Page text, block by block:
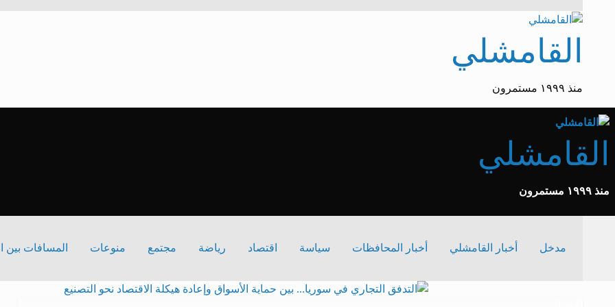
القامشلي
منذ ١٩٩٩ مستمرون
القامشلي
منذ ١٩٩٩ مستمرون
مدخل أخبار القامشلي أخبار المحافظات سياسة اقتصاد رياضة مجتمع منوعات المسافات بين